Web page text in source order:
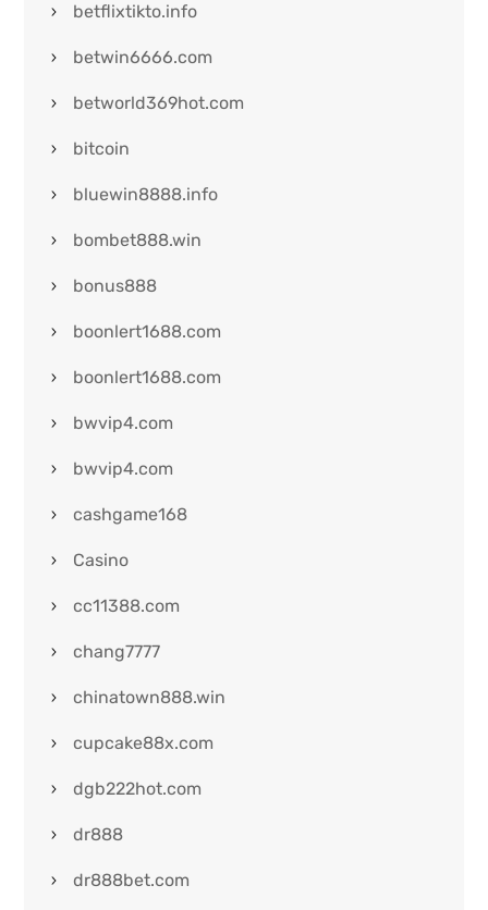
betflixtikto.info
betwin6666.com
betworld369hot.com
bitcoin
bluewin8888.info
bombet888.win
bonus888
boonlert1688.com
boonlert1688.com
bwvip4.com
bwvip4.com
cashgame168
Casino
cc11388.com
chang7777
chinatown888.win
cupcake88x.com
dgb222hot.com
dr888
dr888bet.com